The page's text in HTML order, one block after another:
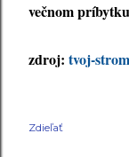
večnom
zdroj: tvoj-
Zdieľať